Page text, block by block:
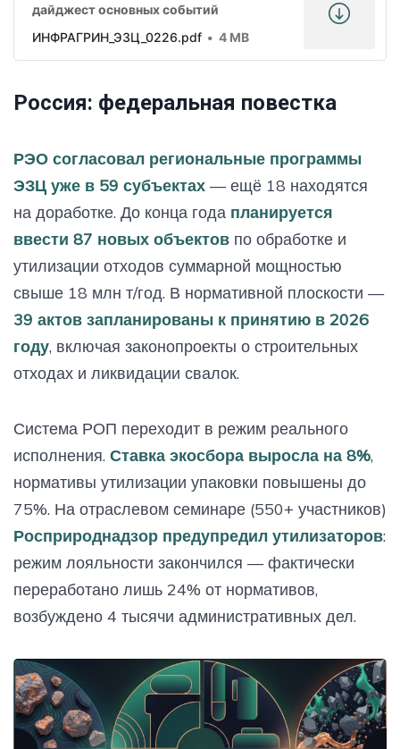
дайджест основных событий
ИНФРАГРИН_ЭЗЦ_0226.pdf
4 MB
Россия: федеральная повестка
РЭО согласовал региональные программы
ЭЗЦ уже в 59 субъектах — ещё 18 находятся
на доработке. До конца года планируется
ввести 87 новых объектов по обработке и
утилизации отходов суммарной мощностью
свыше 18 млн т/год. В нормативной плоскости —
39 актов запланированы к принятию в 2026
году, включая законопроекты о строительных
отходах и ликвидации свалок.
Система РОП переходит в режим реального
исполнения. Ставка экосбора выросла на 8%,
нормативы утилизации упаковки повышены до
75%. На отраслевом семинаре (550+ участников)
Росприроднадзор предупредил утилизаторов:
режим лояльности закончился — фактически
переработано лишь 24% от нормативов,
возбуждено 4 тысячи административных дел.